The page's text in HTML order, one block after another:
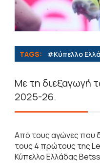
TAGS: #Κύπελλο
Με τη διεξαγωγή
2025-26.
Από τους αγώνες που
τους 4 πρώτους της
Κύπελλο Ελλάδας